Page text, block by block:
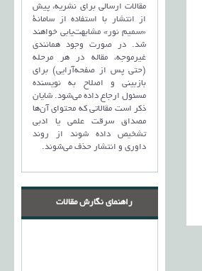
مقالات ارسالی برای نشریه، پیش
از انتشار با استفاده از سامانۀ
«سمیم نور» مشابهت‌یابی خواهند
شد. در صورت وجود همانندی
غیرموجه، مقاله در هر مرحله
(حتی پس از صفحه‌آرایی) برای
بازبینی و اصلاح به نویسنده
مسئول ارجاع داده می‌شود. شایان
ذکر است مقالاتی که محتوای آن‌ها
مصداق سرقت علمی یا ادبی
تشخیص داده شوند از روند
داوری و انتشار حذف می‌شوند.
راهنمای نگارش مقالات